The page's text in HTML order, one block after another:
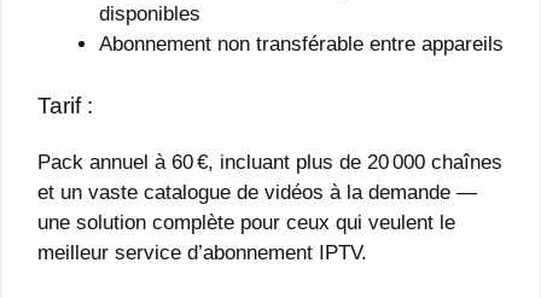
disponibles
Abonnement non transférable entre appareils
Tarif :
Pack annuel à 60 €, incluant plus de 20 000 chaînes
et un vaste catalogue de vidéos à la demande —
une solution complète pour ceux qui veulent le
meilleur service d’abonnement IPTV.